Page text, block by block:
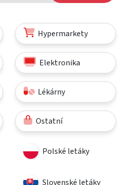
Hypermarkety
Elektronika
Lékárny
Ostatní
Polské letáky
Slovenské letáky